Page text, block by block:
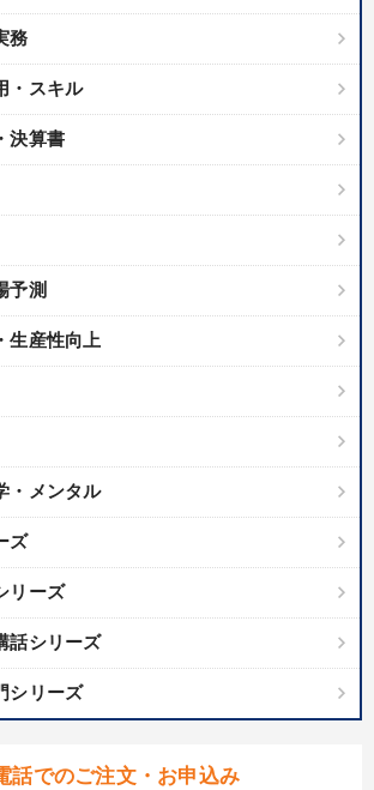
務
・スキル
決算書
予測
生産性向上
・メンタル
ズ
リーズ
話シリーズ
シリーズ
話でのご注文・お申込み